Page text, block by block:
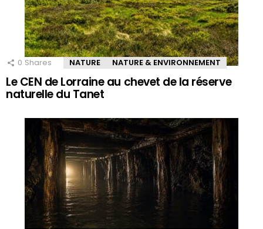
0 Shares NATURE NATURE & ENVIRONNEMENT
Le CEN de Lorraine au chevet de la réserve
naturelle du Tanet